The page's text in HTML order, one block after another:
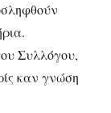
Συλλόγου,
καν γνώση